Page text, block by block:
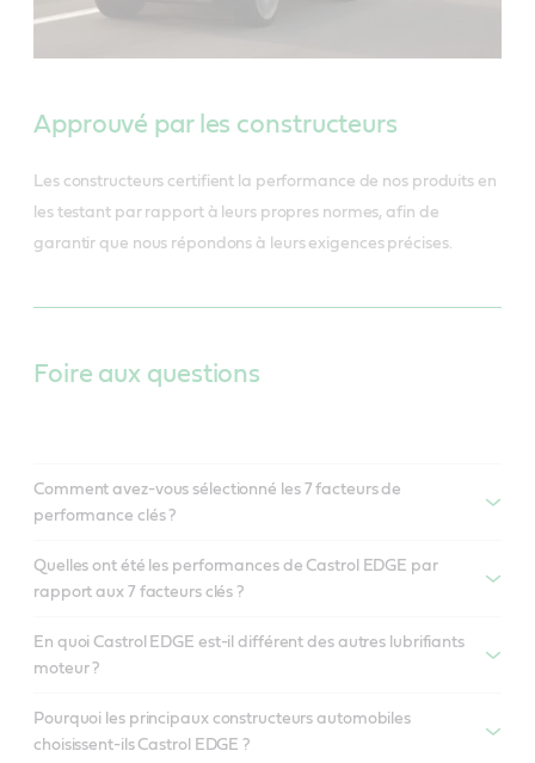
Approuvé par les constructeurs
Les constructeurs certifient la performance de nos produits en
les testant par rapport à leurs propres normes, afin de
garantir que nous répondons à leurs exigences précises.
Foire aux questions
Comment avez-vous sélectionné les 7 facteurs de
performance clés ?
Quelles ont été les performances de Castrol EDGE par
rapport aux 7 facteurs clés ?
En quoi Castrol EDGE est-il différent des autres lubrifiants
moteur ?
Pourquoi les principaux constructeurs automobiles
choisissent-ils Castrol EDGE ?